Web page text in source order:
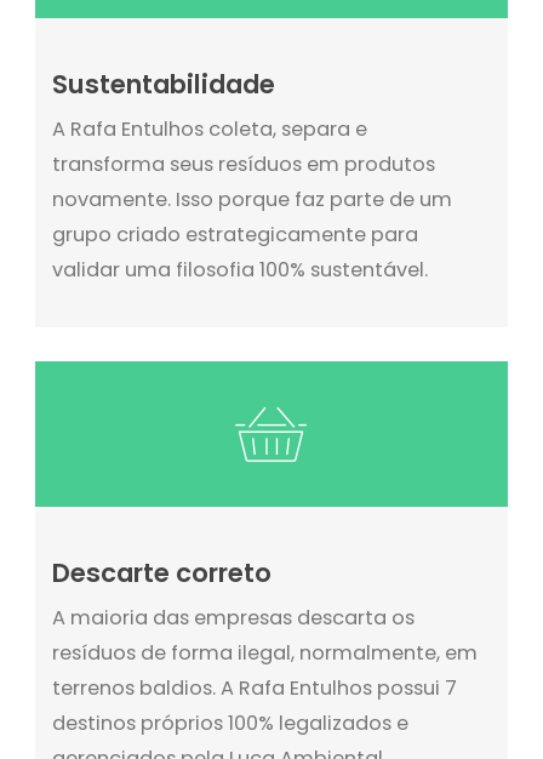
Sustentabilidade
A Rafa Entulhos coleta, separa e
transforma seus resíduos em produtos
novamente. Isso porque faz parte de um
grupo criado estrategicamente para
validar uma filosofia 100% sustentável.
Descarte correto
A maioria das empresas descarta os
resíduos de forma ilegal, normalmente, em
terrenos baldios. A Rafa Entulhos possui 7
destinos próprios 100% legalizados e